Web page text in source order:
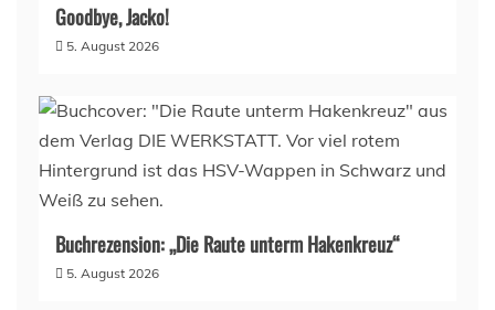
Goodbye, Jacko!
5. August 2026
Buchrezension: „Die Raute unterm Hakenkreuz“
5. August 2026